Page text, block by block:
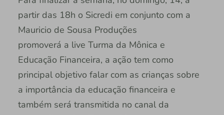
partir das 18h o Sicredi em conjunto com a
Mauricio de Sousa Produções
promoverá a live Turma da Mônica e
Educação Financeira, a ação tem como
principal objetivo falar com as crianças sobre
a importância da educação financeira e
também será transmitida no canal da